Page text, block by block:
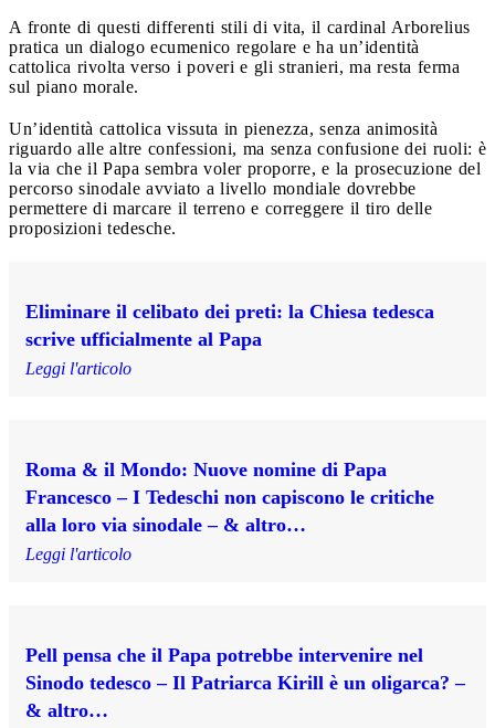
A fronte di questi differenti stili di vita, il cardinal Arborelius
pratica un dialogo ecumenico regolare e ha un’identità
cattolica rivolta verso i poveri e gli stranieri, ma resta ferma
sul piano morale.
Un’identità cattolica vissuta in pienezza, senza animosità
riguardo alle altre confessioni, ma senza confusione dei ruoli: è
la via che il Papa sembra voler proporre, e la prosecuzione del
percorso sinodale avviato a livello mondiale dovrebbe
permettere di marcare il terreno e correggere il tiro delle
proposizioni tedesche.
Eliminare il celibato dei preti: la Chiesa tedesca
scrive ufficialmente al Papa
Leggi l'articolo
Roma & il Mondo: Nuove nomine di Papa
Francesco – I Tedeschi non capiscono le critiche
alla loro via sinodale – & altro…
Leggi l'articolo
Pell pensa che il Papa potrebbe intervenire nel
Sinodo tedesco – Il Patriarca Kirill è un oligarca? –
& altro…